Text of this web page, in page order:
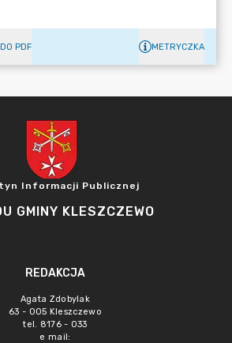
PDF METRYCZKA
Informacji Publicznej
GMINY KLESZCZEWO
REDAKCJA
Agata Zdobylak
63 - 005 Kleszczewo
tel. 8176 - 033
e mail: